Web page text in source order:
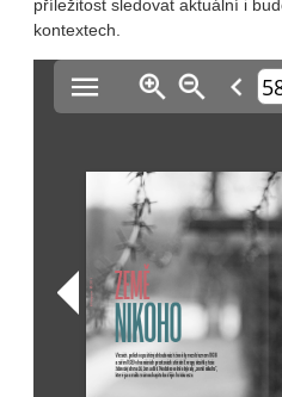
příležitost sledovat aktuální i
kontextech.